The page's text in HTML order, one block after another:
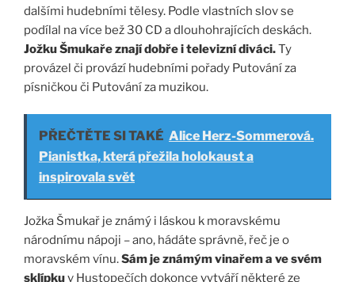
dalšími hudebními tělesy. Podle vlastních slov se
podílal na více bež 30 CD a dlouhohrajících deskách.
Jožku Šmukaře znají dobře i televizní diváci.Ty
provázel či provází hudebními pořady Putování za
písničkou či Putování za muzikou.
PŘEČTĚTE SI TAKÉ Alice Herz-Sommerová.
Pianistka, která přežila holokaust a
inspirovala svět
Jožka Šmukař je známý i láskou k moravskému
národnímu nápoji – ano, hádáte správně, řeč je o
moravském vínu.Sám je známým vinařem a ve svém
sklípkuv Hustopečích dokonce vytváří některé ze